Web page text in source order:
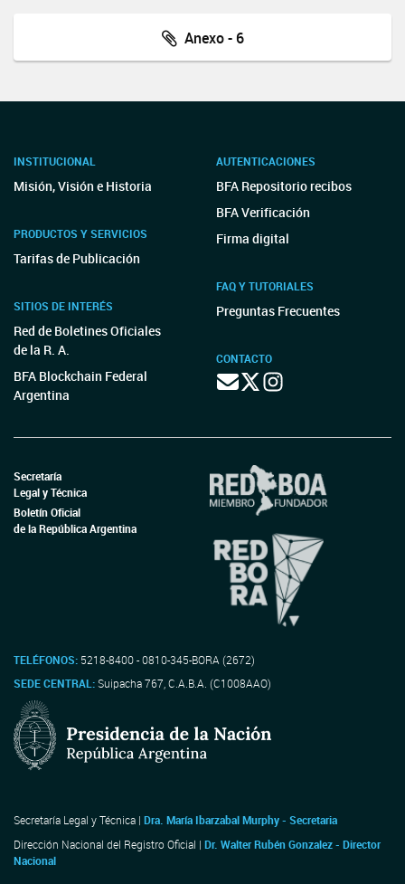
Anexo - 6
INSTITUCIONAL
Misión, Visión e Historia
PRODUCTOS Y SERVICIOS
Tarifas de Publicación
SITIOS DE INTERÉS
Red de Boletines Oficiales
de la R. A.
BFA Blockchain Federal
Argentina
AUTENTICACIONES
BFA Repositorio recibos
BFA Verificación
Firma digital
FAQ Y TUTORIALES
Preguntas Frecuentes
CONTACTO
Secretaría
Legal y Técnica
Boletín Oficial
de la República Argentina
TELÉFONOS: 5218-8400 - 0810-345-BORA (2672)
SEDE CENTRAL:Suipacha 767, C.A.B.A. (C1008AAO)
Secretaría Legal y Técnica | Dra. María Ibarzabal Murphy - Secretaria
Dirección Nacional del Registro Oficial | Dr. Walter Rubén Gonzalez - Director
Nacional